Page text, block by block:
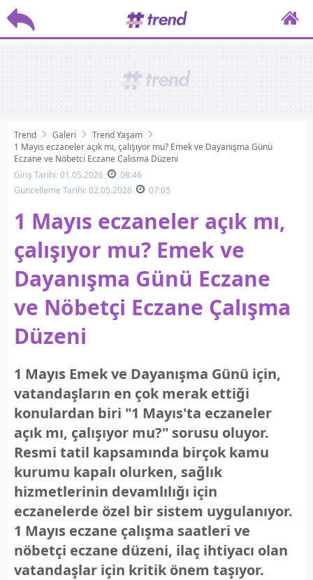
Trend Galeri
Trend Yaşam
1 Mayıs eczaneler açık mı, çalışıyor mu? Emek ve Dayanışma Günü
Eczane ve Nöbetçi Eczane Çalışma Düzeni
Giriş Tarihi: 01.05.2026
08:46
Güncelleme Tarihi: 02.05.2026
07:05
1 Mayıs eczaneler açık mı,
çalışıyor mu? Emek ve
Dayanışma Günü Eczane
ve Nöbetçi Eczane Çalışma
Düzeni
1 Mayıs Emek ve Dayanışma Günü için,
vatandaşların en çok merak ettiği
konulardan biri "1 Mayıs'ta eczaneler
açık mı, çalışıyor mu?" sorusu oluyor.
Resmi tatil kapsamında birçok kamu
kurumu kapalı olurken, sağlık
hizmetlerinin devamlılığı için
eczanelerde özel bir sistem uygulanıyor.
1 Mayıs eczane çalışma saatleri ve
nöbetçi eczane düzeni, ilaç ihtiyacı olan
vatandaşlar için kritik önem taşıyor.